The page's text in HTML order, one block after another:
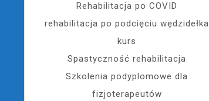
Rehabilitacja po COVID
rehabilitacja po podcięciu wędzidełka
kurs
Spastyczność rehabilitacja
Szkolenia podyplomowe dla
fizjoterapeutów